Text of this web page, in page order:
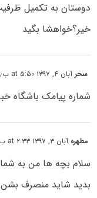
دوستان به تکمیل
خیر؟خواهشا بگید
سحرآبان ۴, ۱۳۹۷ at ۵:۵۰ ب٫ظ
شماره پیامک باشگاه
مطهره آبان ۳, ۱۳۹۷ at ۲:۳۳ ب٫ظ
سلام بچه ها من به
بدید شاید منصرف بشن